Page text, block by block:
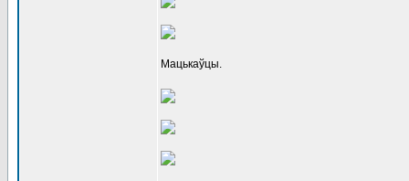
Мацькаўцы.